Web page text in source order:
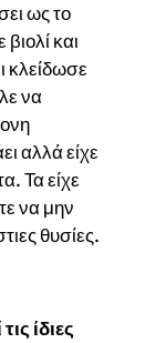
ως το
και
κλείδωσε
να
αλλά είχε
Τα είχε
να μην
θυσίες.
ίδιες